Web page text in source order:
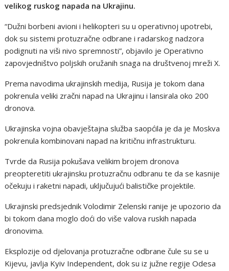
velikog ruskog napada na Ukrajinu.
“Dužni borbeni avioni i helikopteri su u operativnoj upotrebi,
dok su sistemi protuzračne odbrane i radarskog nadzora
podignuti na viši nivo spremnosti”, objavilo je Operativno
zapovjedništvo poljskih oružanih snaga na društvenoj mreži X.
Prema navodima ukrajinskih medija, Rusija je tokom dana
pokrenula veliki zračni napad na Ukrajinu i lansirala oko 200
dronova.
Ukrajinska vojna obavještajna služba saopćila je da je Moskva
pokrenula kombinovani napad na kritičnu infrastrukturu.
Tvrde da Rusija pokušava velikim brojem dronova
preopteretiti ukrajinsku protuzračnu odbranu te da se kasnije
očekuju i raketni napadi, uključujući balističke projektile.
Ukrajinski predsjednik Volodimir Zelenski ranije je upozorio da
bi tokom dana moglo doći do više valova ruskih napada
dronovima.
Eksplozije od djelovanja protuzračne odbrane čule su se u
Kijevu, javlja Kyiv Independent, dok su iz južne regije Odesa